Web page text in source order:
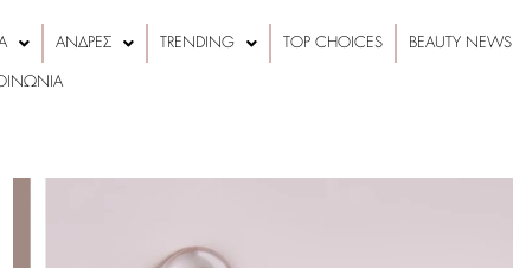
ΑΝΔΡΕΣ TRENDING TOP CHOICES BEAUTY NEWS